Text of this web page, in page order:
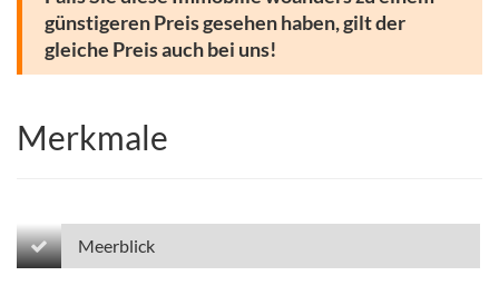
günstigeren Preis gesehen haben, gilt der
gleiche Preis auch bei uns!
Merkmale
Meerblick